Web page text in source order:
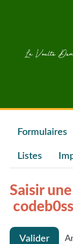
Aller au
Formulaires
Listes
Saisir
Valider